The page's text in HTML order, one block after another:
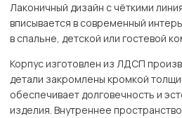
Лаконичный дизайн с чёткими
вписывается в современный
в спальне, детской или гостевой
Корпус изготовлен из ЛДСП
детали закромлены кромкой
обеспечивает долговечность и
изделия. Внутреннее